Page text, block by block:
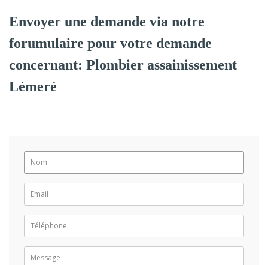
Envoyer une demande via notre
forumulaire pour votre demande
concernant: Plombier assainissement
Lémeré